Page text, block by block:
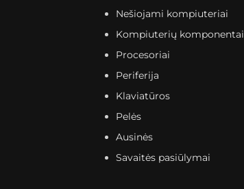
Nešiojami kompiuteriai
Kompiuterių komponentai
Procesoriai
Periferija
Klaviatūros
Pelės
Ausinės
Savaitės pasiūlymai